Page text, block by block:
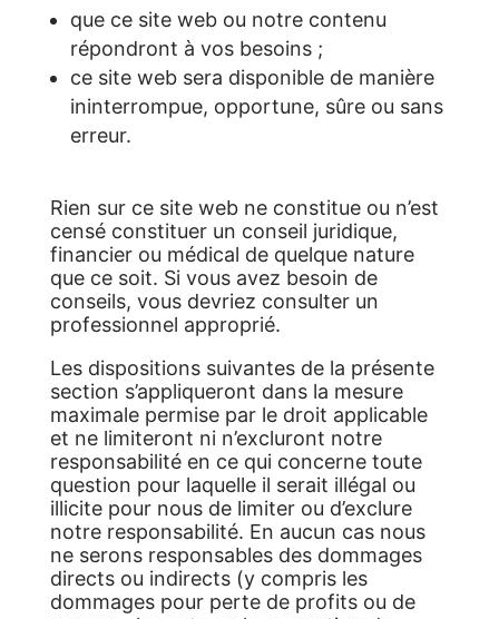
que ce site web ou notre contenu
répondront à vos besoins ;
ce site web sera disponible de manière
ininterrompue, opportune, sûre ou sans
erreur.
Rien sur ce site web ne constitue ou n’est
censé constituer un conseil juridique,
financier ou médical de quelque nature
que ce soit. Si vous avez besoin de
conseils, vous devriez consulter un
professionnel approprié.
Les dispositions suivantes de la présente
section s’appliqueront dans la mesure
maximale permise par le droit applicable
et ne limiteront ni n’excluront notre
responsabilité en ce qui concerne toute
question pour laquelle il serait illégal ou
illicite pour nous de limiter ou d’exclure
notre responsabilité. En aucun cas nous
ne serons responsables des dommages
directs ou indirects (y compris les
dommages pour perte de profits ou de